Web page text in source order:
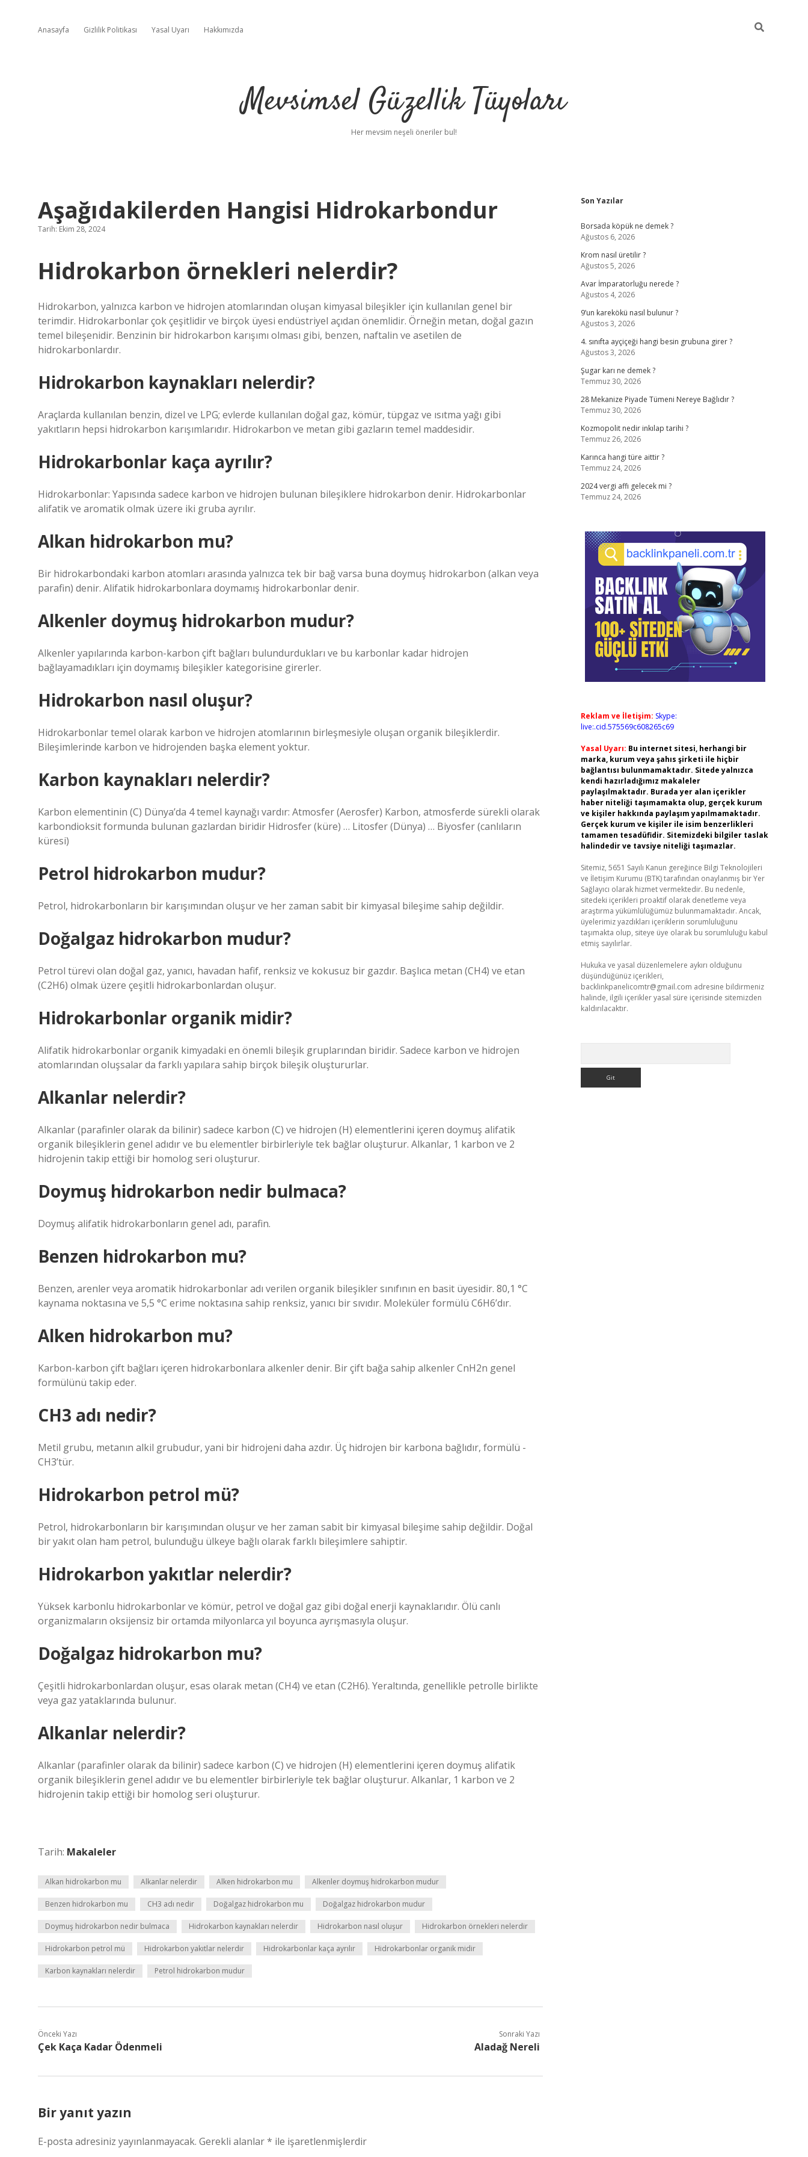
Anasayfa Gizlilik Politikası Yasal Uyarı Hakkımızda
Mevsimsel Güzellik Tüyoları
Her mevsim neşeli öneriler bul!
Aşağıdakilerden Hangisi Hidrokarbondur
Tarih: Ekim 28, 2024
Hidrokarbon örnekleri nelerdir?
Hidrokarbon, yalnızca karbon ve hidrojen atomlarından oluşan kimyasal bileşikler için kullanılan genel bir
terimdir. Hidrokarbonlar çok çeşitlidir ve birçok üyesi endüstriyel açıdan önemlidir. Örneğin metan, doğal gazın
temel bileşenidir. Benzinin bir hidrokarbon karışımı olması gibi, benzen, naftalin ve asetilen de
hidrokarbonlardır.
Hidrokarbon kaynakları nelerdir?
Araçlarda kullanılan benzin, dizel ve LPG; evlerde kullanılan doğal gaz, kömür, tüpgaz ve ısıtma yağı gibi
yakıtların hepsi hidrokarbon karışımlarıdır. Hidrokarbon ve metan gibi gazların temel maddesidir.
Hidrokarbonlar kaça ayrılır?
Hidrokarbonlar: Yapısında sadece karbon ve hidrojen bulunan bileşiklere hidrokarbon denir. Hidrokarbonlar
alifatik ve aromatik olmak üzere iki gruba ayrılır.
Alkan hidrokarbon mu?
Bir hidrokarbondaki karbon atomları arasında yalnızca tek bir bağ varsa buna doymuş hidrokarbon (alkan veya
parafin) denir. Alifatik hidrokarbonlara doymamış hidrokarbonlar denir.
Alkenler doymuş hidrokarbon mudur?
Alkenler yapılarında karbon-karbon çift bağları bulundurdukları ve bu karbonlar kadar hidrojen
bağlayamadıkları için doymamış bileşikler kategorisine girerler.
Hidrokarbon nasıl oluşur?
Hidrokarbonlar temel olarak karbon ve hidrojen atomlarının birleşmesiyle oluşan organik bileşiklerdir.
Bileşimlerinde karbon ve hidrojenden başka element yoktur.
Karbon kaynakları nelerdir?
Karbon elementinin (C) Dünya’da 4 temel kaynağı vardır: Atmosfer (Aerosfer) Karbon, atmosferde sürekli olarak
karbondioksit formunda bulunan gazlardan biridir Hidrosfer (küre) … Litosfer (Dünya) … Biyosfer (canlıların
küresi)
Petrol hidrokarbon mudur?
Petrol, hidrokarbonların bir karışımından oluşur ve her zaman sabit bir kimyasal bileşime sahip değildir.
Doğalgaz hidrokarbon mudur?
Petrol türevi olan doğal gaz, yanıcı, havadan hafif, renksiz ve kokusuz bir gazdır. Başlıca metan (CH4) ve etan
(C2H6) olmak üzere çeşitli hidrokarbonlardan oluşur.
Hidrokarbonlar organik midir?
Alifatik hidrokarbonlar organik kimyadaki en önemli bileşik gruplarından biridir. Sadece karbon ve hidrojen
atomlarından oluşsalar da farklı yapılara sahip birçok bileşik oluştururlar.
Alkanlar nelerdir?
Alkanlar (parafinler olarak da bilinir) sadece karbon (C) ve hidrojen (H) elementlerini içeren doymuş alifatik
organik bileşiklerin genel adıdır ve bu elementler birbirleriyle tek bağlar oluşturur. Alkanlar, 1 karbon ve 2
hidrojenin takip ettiği bir homolog seri oluşturur.
Doymuş hidrokarbon nedir bulmaca?
Doymuş alifatik hidrokarbonların genel adı, parafin.
Benzen hidrokarbon mu?
Benzen, arenler veya aromatik hidrokarbonlar adı verilen organik bileşikler sınıfının en basit üyesidir. 80,1 °C
kaynama noktasına ve 5,5 °C erime noktasına sahip renksiz, yanıcı bir sıvıdır. Moleküler formülü C6H6’dır.
Alken hidrokarbon mu?
Karbon-karbon çift bağları içeren hidrokarbonlara alkenler denir. Bir çift bağa sahip alkenler CnH2n genel
formülünü takip eder.
CH3 adı nedir?
Metil grubu, metanın alkil grubudur, yani bir hidrojeni daha azdır. Üç hidrojen bir karbona bağlıdır, formülü -
CH3’tür.
Hidrokarbon petrol mü?
Petrol, hidrokarbonların bir karışımından oluşur ve her zaman sabit bir kimyasal bileşime sahip değildir. Doğal
bir yakıt olan ham petrol, bulunduğu ülkeye bağlı olarak farklı bileşimlere sahiptir.
Hidrokarbon yakıtlar nelerdir?
Yüksek karbonlu hidrokarbonlar ve kömür, petrol ve doğal gaz gibi doğal enerji kaynaklarıdır. Ölü canlı
organizmaların oksijensiz bir ortamda milyonlarca yıl boyunca ayrışmasıyla oluşur.
Doğalgaz hidrokarbon mu?
Çeşitli hidrokarbonlardan oluşur, esas olarak metan (CH4) ve etan (C2H6). Yeraltında, genellikle petrolle birlikte
veya gaz yataklarında bulunur.
Alkanlar nelerdir?
Alkanlar (parafinler olarak da bilinir) sadece karbon (C) ve hidrojen (H) elementlerini içeren doymuş alifatik
organik bileşiklerin genel adıdır ve bu elementler birbirleriyle tek bağlar oluşturur. Alkanlar, 1 karbon ve 2
hidrojenin takip ettiği bir homolog seri oluşturur.
Tarih: Makaleler
Alkan hidrokarbon mu Alkanlar nelerdir Alken hidrokarbon mu Alkenler doymuş hidrokarbon mudur
Benzen hidrokarbon mu CH3 adı nedir Doğalgaz hidrokarbon mu Doğalgaz hidrokarbon mudur
Doymuş hidrokarbon nedir bulmaca Hidrokarbon kaynakları nelerdir Hidrokarbon nasıl oluşur Hidrokarbon örnekleri nelerdir
Hidrokarbon petrol mü Hidrokarbon yakıtlar nelerdir Hidrokarbonlar kaça ayrılır Hidrokarbonlar organik midir
Karbon kaynakları nelerdir Petrol hidrokarbon mudur
Önceki Yazı
Çek Kaça Kadar Ödenmeli
Sonraki Yazı
Aladağ Nereli
Bir yanıt yazın
E-posta adresiniz yayınlanmayacak. Gerekli alanlar* ile işaretlenmişlerdir
Sidebar
Son Yazılar
Borsada köpük ne demek ?
Ağustos 6, 2026
Krom nasıl üretilir ?
Ağustos 5, 2026
Avar İmparatorluğu nerede ?
Ağustos 4, 2026
9’un karekökü nasıl bulunur ?
Ağustos 3, 2026
4. sınıfta ayçiçeği hangi besin grubuna girer ?
Ağustos 3, 2026
Şugar karı ne demek ?
Temmuz 30, 2026
28 Mekanize Piyade Tümeni Nereye Bağlıdır ?
Temmuz 30, 2026
Kozmopolit nedir inkılap tarihi ?
Temmuz 26, 2026
Karınca hangi türe aittir ?
Temmuz 24, 2026
2024 vergi affı gelecek mi ?
Temmuz 24, 2026
Reklam ve İletişim: Skype:
live:.cid.575569c608265c69
Yasal Uyarı: Bu internet sitesi, herhangi bir
marka, kurum veya şahıs şirketi ile hiçbir
bağlantısı bulunmamaktadır. Sitede yalnızca
kendi hazırladığımız makaleler
paylaşılmaktadır. Burada yer alan içerikler
haber niteliği taşımamakta olup, gerçek kurum
ve kişiler hakkında paylaşım yapılmamaktadır.
Gerçek kurum ve kişiler ile isim benzerlikleri
tamamen tesadüfidir. Sitemizdeki bilgiler taslak
halindedir ve tavsiye niteliği taşımazlar.
Sitemiz, 5651 Sayılı Kanun gereğince Bilgi Teknolojileri
ve İletişim Kurumu (BTK) tarafından onaylanmış bir Yer
Sağlayıcı olarak hizmet vermektedir. Bu nedenle,
sitedeki içerikleri proaktif olarak denetleme veya
araştırma yükümlülüğümüz bulunmamaktadır. Ancak,
üyelerimiz yazdıkları içeriklerin sorumluluğunu
taşımakta olup, siteye üye olarak bu sorumluluğu kabul
etmiş sayılırlar.
Hukuka ve yasal düzenlemelere aykırı olduğunu
düşündüğünüz içerikleri,
backlinkpanelicomtr@gmail.com adresine bildirmeniz
halinde, ilgili içerikler yasal süre içerisinde sitemizden
kaldırılacaktır.
hiltonbet girişilbet giriş yap